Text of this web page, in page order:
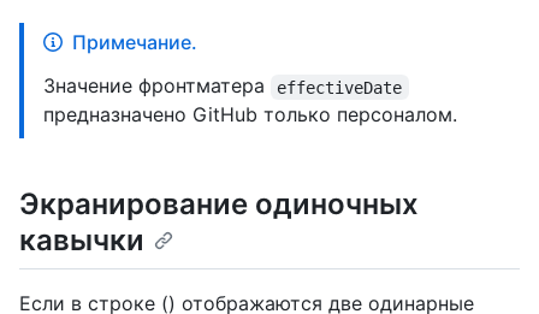
Примечание.
Значение фронтматера
effectiveDate
предназначено GitHub только персоналом.
Экранирование одиночных
кавычки
Если в строке () отображаются две одинарные